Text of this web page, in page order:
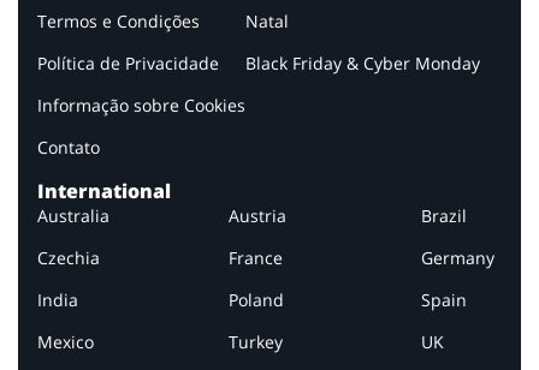
Termos e Condições
Política de Privacidade
Informação sobre Cookies
Contato
Natal
Black Friday & Cyber Monday
International
Australia Austria
Brazil
Czechia
France
Germany
India
Poland
Spain
Mexico
Turkey
UK